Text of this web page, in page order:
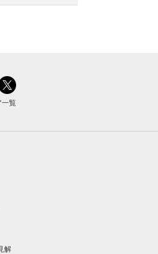
一覧
解